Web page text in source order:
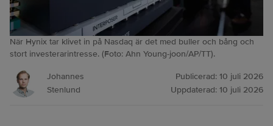
När Hynix tar klivet in på Nasdaq är det med buller och bång och
stort investerarintresse. (Foto: Ahn Young-joon/AP/TT).
Johannes
Stenlund
Publicerad: 10 juli 2026
Uppdaterad: 10 juli 2026